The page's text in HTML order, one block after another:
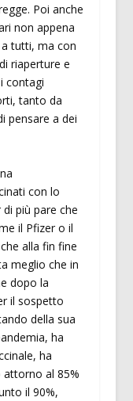
Poi anche
non appena
tutti, ma con
riaperture e
contagi
tanto da
pensare a dei
con lo
più pare che
il Pfizer o il
alla fin fine
meglio che in
dopo la
il sospetto
della sua
ha
ha
al 85%
il 90%,